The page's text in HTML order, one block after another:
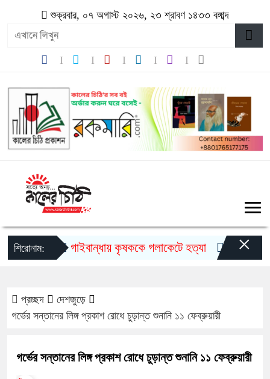
শুক্রবার, ০৭ অগাস্ট ২০২৬, ২৩ শ্রাবণ ১৪৩৩ বঙ্গাব্দ
শিরোনাম: গাইবান্ধায় কৃষককে গলাকেটে হত্যা মুজিববর্ষ
×
প্রচ্ছদ
দেশজুড়ে
গর্ভের সন্তানের লিঙ্গ প্রকাশ রোধে চুড়ান্ত শুনানি ১১ ফেব্রুয়ারী
গর্ভের সন্তানের লিঙ্গ প্রকাশ রোধে চুড়ান্ত শুনানি ১১ ফেব্রুয়ারী